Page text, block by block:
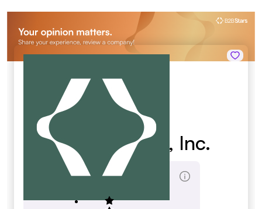
Cpo Services, Inc.
Score Totale